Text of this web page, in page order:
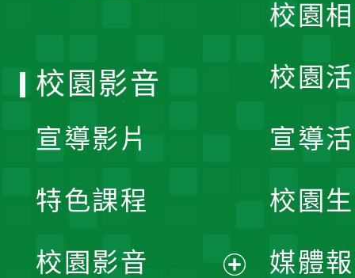
校園
校園
宣導
校園
媒體
校園影音
宣導影片
特色課程
校園影音